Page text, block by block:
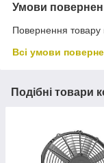
Умови
Повернення товару
Всі умови
Подібні товари